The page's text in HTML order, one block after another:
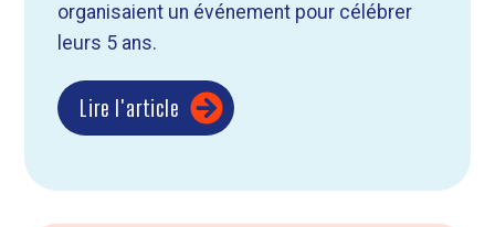
organisaient un événement pour célébrer
leurs 5 ans.
Lire l'article